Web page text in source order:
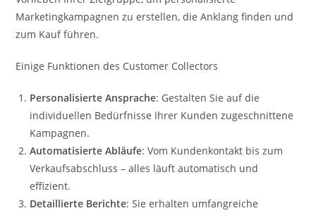
Marketingkampagnen zu erstellen, die Anklang finden und
zum Kauf führen.
Einige Funktionen des Customer Collectors
Personalisierte Ansprache: Gestalten Sie auf die
individuellen Bedürfnisse Ihrer Kunden zugeschnittene
Kampagnen.
Automatisierte Abläufe: Vom Kundenkontakt bis zum
Verkaufsabschluss – alles läuft automatisch und
effizient.
Detaillierte Berichte: Sie erhalten umfangreiche